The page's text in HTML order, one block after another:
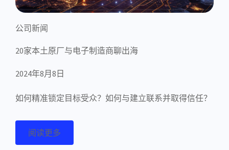
公司新闻
20家本土原厂与电子制造商聊出海
2024年8月8日
如何精准锁定目标受众？如何与建立联系并取得信任？
阅读更多